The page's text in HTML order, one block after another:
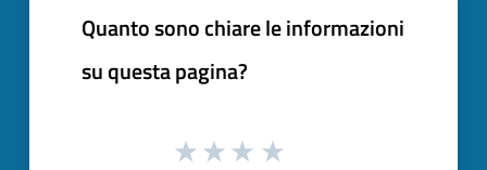
Quanto sono chiare le informazioni
su questa pagina?